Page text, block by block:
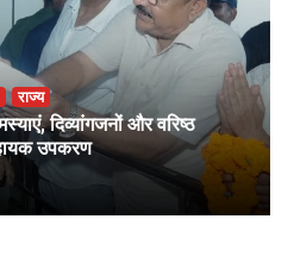
राज्य
दिव्यांगजनों और वरिष्ठ
उपकरण